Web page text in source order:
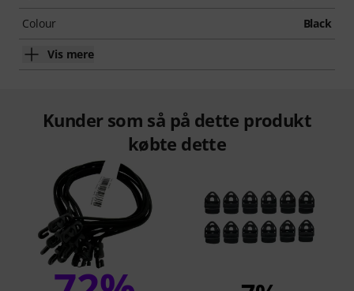
Colour Black
Vis mere
Kunder som så på dette produkt
købte dette